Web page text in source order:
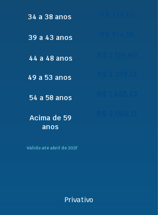
34 a 38 anos
39 a 43 anos
44 a 48 anos
49 a 53 anos
54 a 58 anos
Acima de 59
anos
Válido até abril de 2027
Privativo